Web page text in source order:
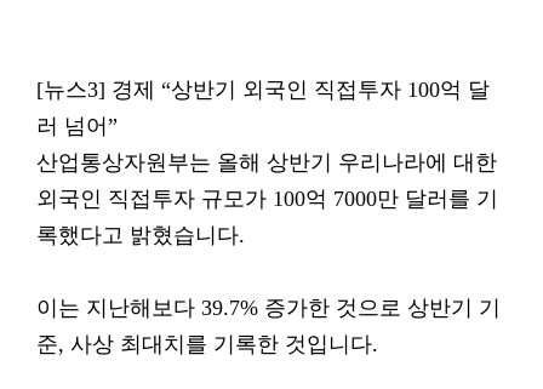
[뉴스3] 경제 “상반기 외국인 직접투자 100억 달
러 넘어”
산업통상자원부는 올해 상반기 우리나라에 대한
외국인 직접투자 규모가 100억 7000만 달러를 기
록했다고 밝혔습니다.
이는 지난해보다 39.7% 증가한 것으로 상반기 기
준, 사상 최대치를 기록한 것입니다.